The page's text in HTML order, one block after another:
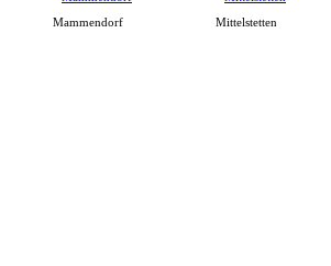
Mammendorf Mittelstetten